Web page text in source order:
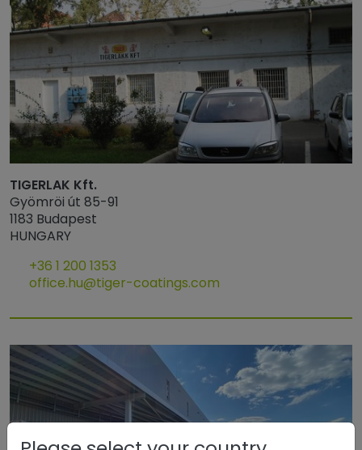
TIGERLAK Kft.
Gyömröi út 85-91
1183 Budapest
HUNGARY
+36 1 200 1353
office.hu@tiger-coatings.com